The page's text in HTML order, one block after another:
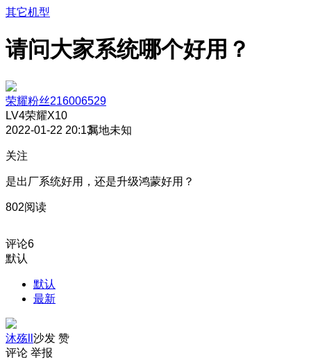
其它机型
请问大家系统哪个好用？
荣耀粉丝216006529
LV4荣耀X10
2022-01-22 20:13属地未知
关注
是出厂系统好用，还是升级鸿蒙好用？
802阅读
评论6
默认
默认
最新
沐殇ll 沙发 赞
评论 举报